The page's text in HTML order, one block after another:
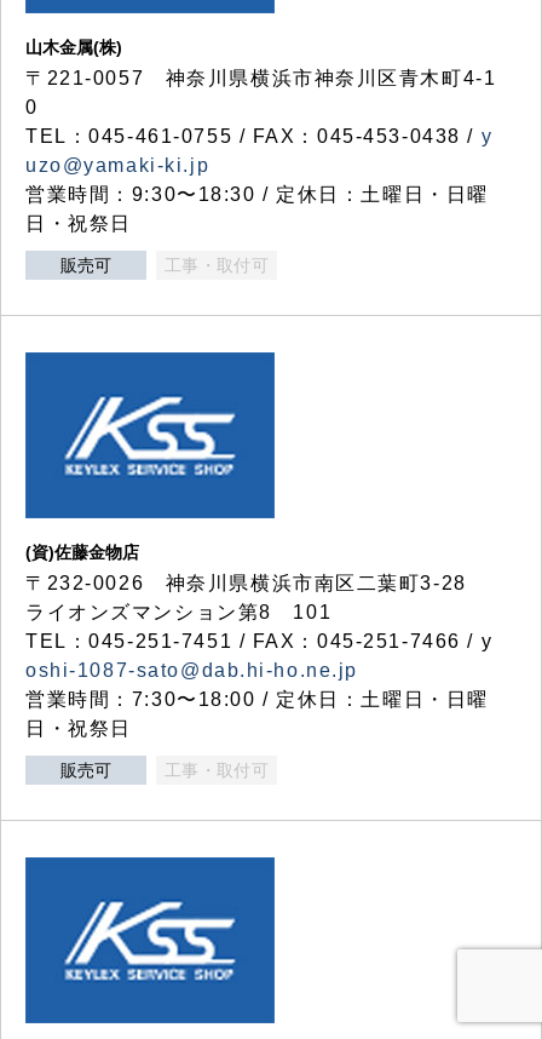
山木金属(株)
〒221-0057 神奈川県横浜市神奈川区青木町4-1
0
TEL：045-461-0755 / FAX：045-453-0438 / y
uzo@yamaki-ki.jp
営業時間：9:30〜18:30 / 定休日：土曜日・日曜
日・祝祭日
販売可 工事・取付可
(資)佐藤金物店
〒232-0026 神奈川県横浜市南区二葉町3-28
ライオンズマンション第8 101
TEL：045-251-7451 / FAX：045-251-7466 / y
oshi-1087-sato@dab.hi-ho.ne.jp
営業時間：7:30〜18:00 / 定休日：土曜日・日曜
日・祝祭日
販売可 工事・取付可